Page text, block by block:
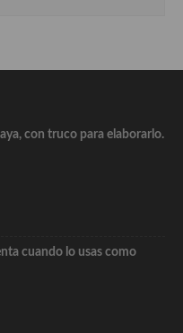
con truco para elaborarlo.
cuando lo usas como